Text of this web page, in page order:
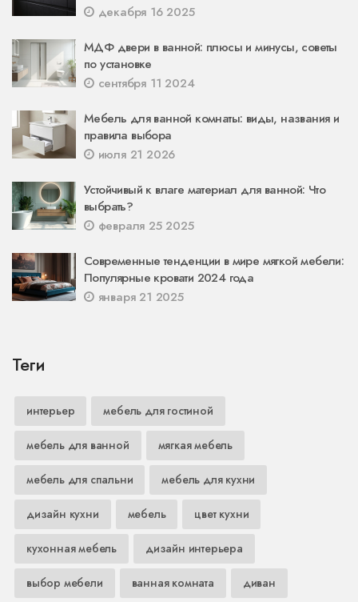
декабря 16 2025
МДФ двери в ванной: плюсы и минусы, советы
по установке
сентября 11 2024
Мебель для ванной комнаты: виды, названия и
правила выбора
июля 21 2026
Устойчивый к влаге материал для ванной: Что
выбрать?
февраля 25 2025
Современные тенденции в мире мягкой мебели:
Популярные кровати 2024 года
января 21 2025
Теги
интерьер мебель для гостиной
мебель для ванной мягкая мебель
мебель для спальни мебель для кухни
дизайн кухни мебель цвет кухни
кухонная мебель дизайн интерьера
выбор мебели ванная комната диван